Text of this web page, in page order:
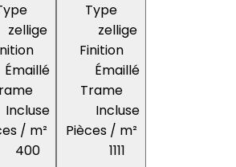
zellige
Émaillé
Incluse
/ m²
400
Type
zellige
Finition
Émaillé
Trame
Incluse
Pièces / m²
1111